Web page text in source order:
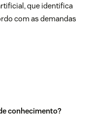
que identifica
com as demandas
conhecimento?